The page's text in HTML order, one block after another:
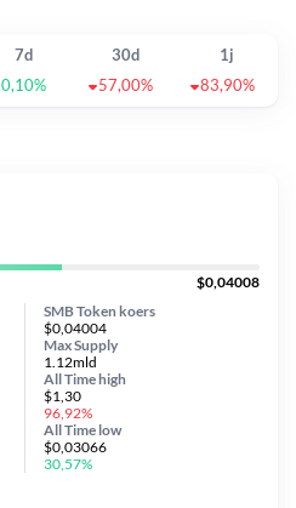
7d 30d
1j
0,10% 57,00% 83,90%
$0,04008
SMB Token koers
$0,04004
Max Supply
1.12mld
All Timehigh
$1,30
96,92%
All Time low
$0,03066
30,57%